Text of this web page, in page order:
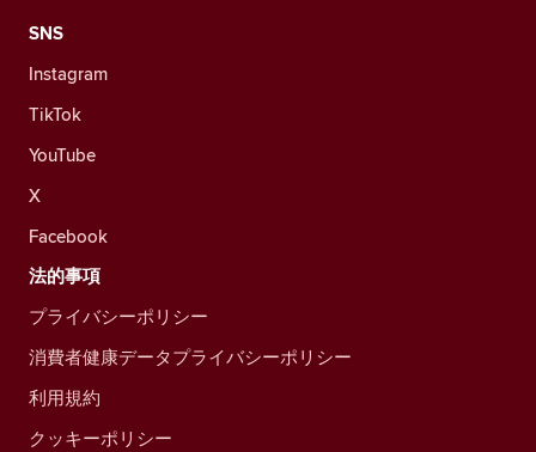
SNS
Instagram
TikTok
YouTube
X
Facebook
法的事項
プライバシーポリシー
消費者健康データプライバシーポリシー
利用規約
クッキーポリシー